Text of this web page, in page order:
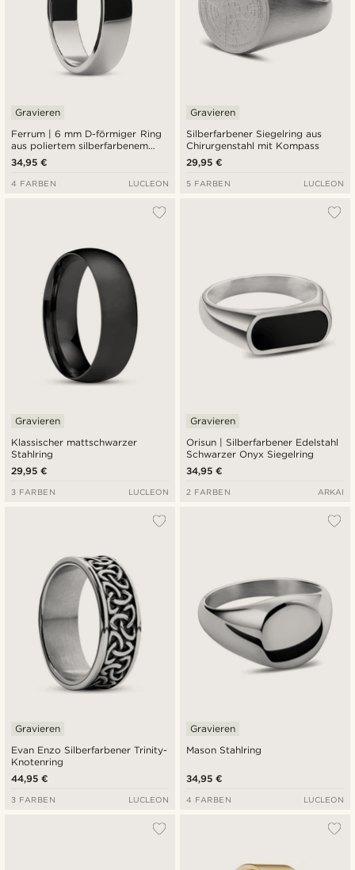
Ferrum | 6 mm D-förmiger Ring
aus poliertem silberfarbenem
Edelstahl
Gravieren
34,95 €
4 FARBEN LUCLEON
Silberfarbener Siegelring aus
Chirurgenstahl mit Kompass
Gravieren
29,95 €
5 FARBEN LUCLEON
Klassischer mattschwarzer
Stahlring
Gravieren
29,95 €
3 FARBEN LUCLEON
Orisun | Silberfarbener Edelstahl
Schwarzer Onyx Siegelring
Gravieren
34,95 €
2 FARBEN ARKAI
Evan Enzo Silberfarbener Trinity-
Knotenring
Gravieren
44,95 €
3 FARBEN LUCLEON
Mason Stahlring
Gravieren
34,95 €
4 FARBEN LUCLEON